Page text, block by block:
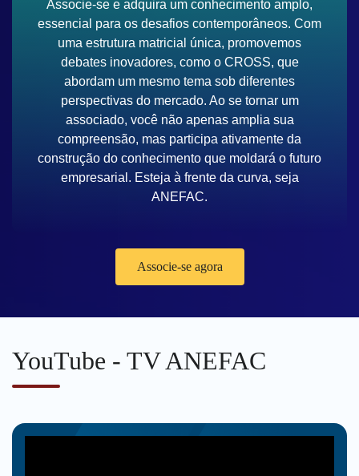
Associe-se e adquira um conhecimento amplo,
essencial para os desafios contemporâneos. Com
uma estrutura matricial única, promovemos
debates inovadores, como o CROSS, que
abordam um mesmo tema sob diferentes
perspectivas do mercado. Ao se tornar um
associado, você não apenas amplia sua
compreensão, mas participa ativamente da
construção do conhecimento que moldará o futuro
empresarial. Esteja à frente da curva, seja
ANEFAC.
Associe-se agora
YouTube - TV ANEFAC